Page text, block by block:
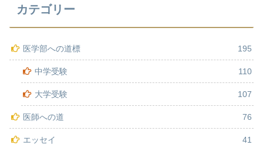
カテゴリー
医学部への道標 195
中学受験 110
大学受験 107
医師への道 76
エッセイ 41